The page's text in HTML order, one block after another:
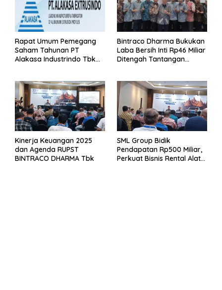
Rapat Umum Pemegang
Saham Tahunan PT
Alakasa Industrindo Tbk
Bintraco Dharma Bukukan
Laba Bersih Inti Rp46 Miliar
Ditengah Tantangan
Kinerja Keuangan 2025
dan Agenda RUPST
BINTRACO DHARMA Tbk
SML Group Bidik
Pendapatan Rp500 Miliar,
Perkuat Bisnis Rental Alat